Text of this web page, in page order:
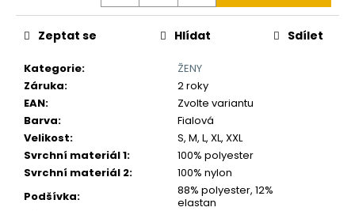
Kategorie:
ŽENY
Záruka:
2 roky
EAN:
Zvolte variantu
Barva:
Fialová
Velikost:
S, M, L, XL, XXL
Svrchní materiál 1:
100% polyester
Svrchní materiál 2:
100% nylon
Podšívka:
88% polyester, 12%
elastan
Zeptat se Hlídat Sdílet